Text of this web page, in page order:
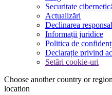
Securitate
Actualizări
Declinarea
Informații juridice
Politica de
Declarație privind
Setări cookie-uri
Choose another country or
location